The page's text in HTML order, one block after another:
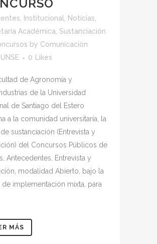
, Institucional, Noticias,
Académica, Sustanciación
by Comunicación
0 Likes
de Agronomía y
de la Universidad
de Santiago del Estero
a la comunidad universitaria, la
sustanciación (Entrevista y
del Concursos Públicos de
Antecedentes, Entrevista y
modalidad Abierto, bajo la
de implementación mixta, para
MÁS